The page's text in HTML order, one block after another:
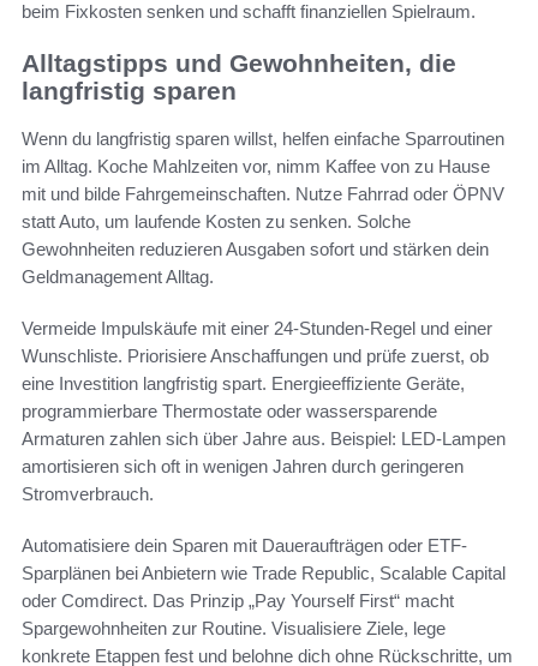
beim Fixkosten senken und schafft finanziellen Spielraum.
Alltagstipps und Gewohnheiten, die
langfristig sparen
Wenn du langfristig sparen willst, helfen einfache Sparroutinen
im Alltag. Koche Mahlzeiten vor, nimm Kaffee von zu Hause
mit und bilde Fahrgemeinschaften. Nutze Fahrrad oder ÖPNV
statt Auto, um laufende Kosten zu senken. Solche
Gewohnheiten reduzieren Ausgaben sofort und stärken dein
Geldmanagement Alltag.
Vermeide Impulskäufe mit einer 24-Stunden-Regel und einer
Wunschliste. Priorisiere Anschaffungen und prüfe zuerst, ob
eine Investition langfristig spart. Energieeffiziente Geräte,
programmierbare Thermostate oder wassersparende
Armaturen zahlen sich über Jahre aus. Beispiel: LED-Lampen
amortisieren sich oft in wenigen Jahren durch geringeren
Stromverbrauch.
Automatisiere dein Sparen mit Daueraufträgen oder ETF-
Sparplänen bei Anbietern wie Trade Republic, Scalable Capital
oder Comdirect. Das Prinzip „Pay Yourself First“ macht
Spargewohnheiten zur Routine. Visualisiere Ziele, lege
konkrete Etappen fest und belohne dich ohne Rückschritte, um